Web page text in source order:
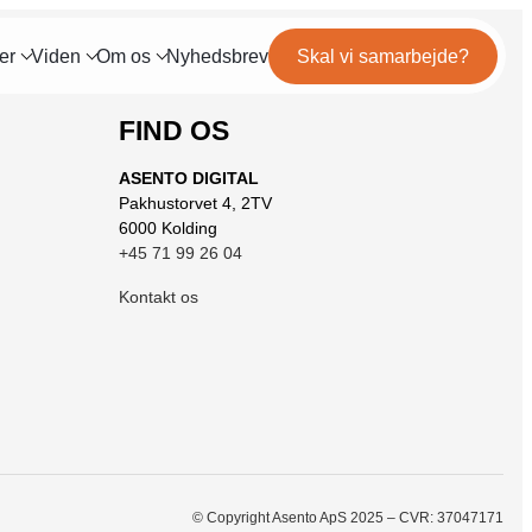
MARKETING
Server-Side Tracking
Viden Om os
Mød teamet
Nyhedsbrev Skal vi samarbejde?
FIND OS
ASENTO DIGITAL
Pakhustorvet 4, 2TV
6000 Kolding
+45 71 99 26 04
Kontakt os
© Copyright Asento ApS 2025 – CVR: 37047171